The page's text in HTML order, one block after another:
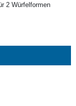
2 Würfelformen